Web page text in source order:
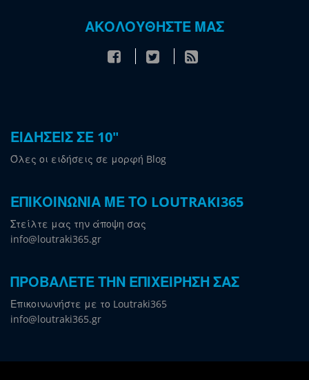
ΑΚΟΛΟΥΘΗΣΤΕ ΜΑΣ
ΕΙΔΗΣΕΙΣ ΣΕ 10"
Όλες οι ειδήσεις σε μορφή Blog
ΕΠΙΚΟΙΝΩΝΙΑ ΜΕ ΤΟ LOUTRAKI365
Στείλτε μας την άποψη σας
info@loutraki365.gr
ΠΡΟΒΑΛΕΤΕ ΤΗΝ ΕΠΙΧΕΙΡΗΣΗ ΣΑΣ
Επικοινωνήστε με το Loutraki365
info@loutraki365.gr